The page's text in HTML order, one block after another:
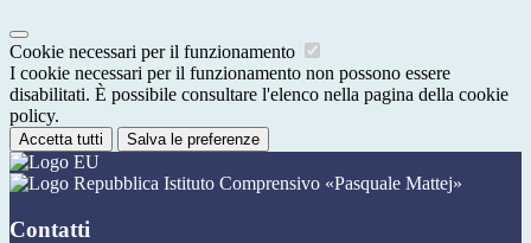
Cookie necessari per il funzionamento
I cookie necessari per il funzionamento non possono essere
disabilitati. È possibile consultare l'elenco nella pagina della cookie
policy.
Accetta tutti Salva le preferenze
Istituto Comprensivo «Pasquale Mattej»
Contatti